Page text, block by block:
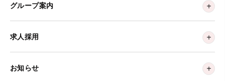
グループ案内
求人採用
お知らせ